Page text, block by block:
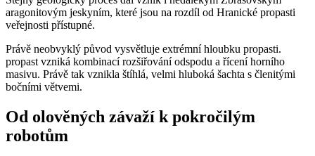
aragonitovým jeskyním, které jsou na rozdíl od Hranické propasti
veřejnosti přístupné.
Právě neobvyklý původ vysvětluje extrémní hloubku propasti.
propast vzniká kombinací rozšiřování odspodu a řícení horního
masivu. Právě tak vznikla štíhlá, velmi hluboká šachta s členitými
bočními větvemi.
Od olověných závaží k pokročilým
robotům